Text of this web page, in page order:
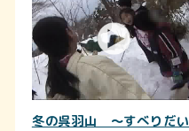
冬の呉羽山 ～すべりだい